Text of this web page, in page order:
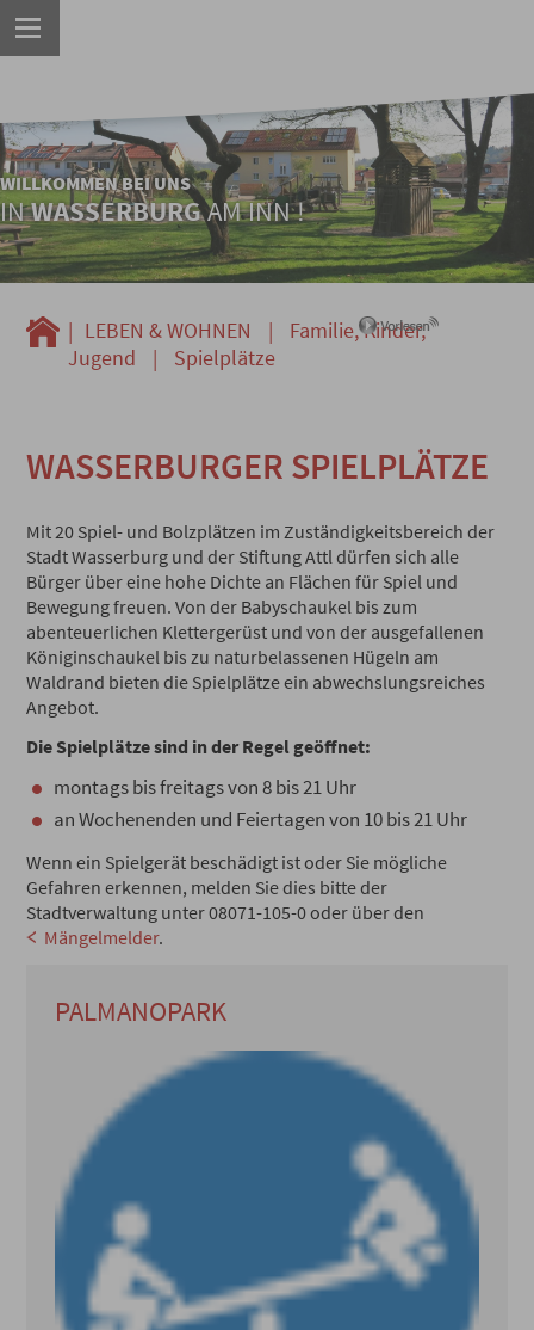
WILLKOMMEN BEI UNS
INWASSERBURGAM INN !
| LEBEN & WOHNEN |
Familie, Kinder,
Jugend
| Spielplätze
WASSERBURGER SPIELPLÄTZE
Mit 20 Spiel- und Bolzplätzen im Zuständigkeitsbereich der
Stadt Wasserburg und der Stiftung Attl dürfen sich alle
Bürger über eine hohe Dichte an Flächen für Spiel und
Bewegung freuen. Von der Babyschaukel bis zum
abenteuerlichen Klettergerüst und von der ausgefallenen
Königinschaukel bis zu naturbelassenen Hügeln am
Waldrand bieten die Spielplätze ein abwechslungsreiches
Angebot.
Die Spielplätze sind in der Regel geöffnet:
montags bis freitags von 8 bis 21 Uhr
an Wochenenden und Feiertagen von 10 bis 21 Uhr
Wenn ein Spielgerät beschädigt ist oder Sie mögliche
Gefahren erkennen, melden Sie dies bitte der
Stadtverwaltung unter 08071-105-0 oder über den
Mängelmelder.
PALMANOPARK